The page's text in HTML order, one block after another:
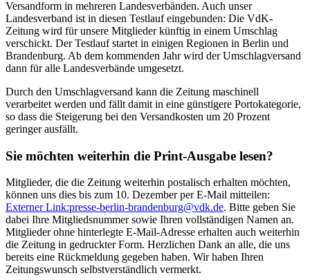
Versandform in mehreren Landesverbänden. Auch unser
Landesverband ist in diesen Testlauf eingebunden: Die VdK-
Zeitung wird für unsere Mitglieder künftig in einem Umschlag
verschickt. Der Testlauf startet in einigen Regionen in Berlin und
Brandenburg. Ab dem kommenden Jahr wird der Umschlagversand
dann für alle Landesverbände umgesetzt.
Durch den Umschlagversand kann die Zeitung maschinell
verarbeitet werden und fällt damit in eine günstigere Portokategorie,
so dass die Steigerung bei den Versandkosten um 20 Prozent
geringer ausfällt.
Sie möchten weiterhin die Print-Ausgabe lesen?
Mitglieder, die die Zeitung weiterhin postalisch erhalten möchten,
können uns dies bis zum 10. Dezember per E-Mail mitteilen:
Externer Link:presse-berlin-brandenburg@vdk.de. Bitte geben Sie
dabei Ihre Mitgliedsnummer sowie Ihren vollständigen Namen an.
Mitglieder ohne hinterlegte E-Mail-Adresse erhalten auch weiterhin
die Zeitung in gedruckter Form. Herzlichen Dank an alle, die uns
bereits eine Rückmeldung gegeben haben. Wir haben Ihren
Zeitungswunsch selbstverständlich vermerkt.